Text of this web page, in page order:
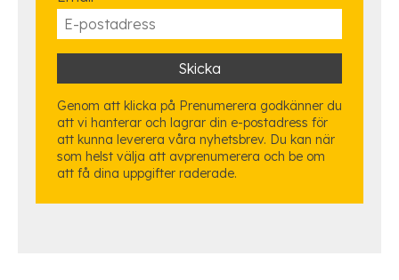
Genom att klicka på Prenumerera godkänner du
att vi hanterar och lagrar din e-postadress för
att kunna leverera våra nyhetsbrev. Du kan när
som helst välja att avprenumerera och be om
att få dina uppgifter raderade.